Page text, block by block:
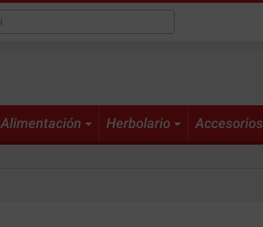
Alimentación Herbolario Accesorios